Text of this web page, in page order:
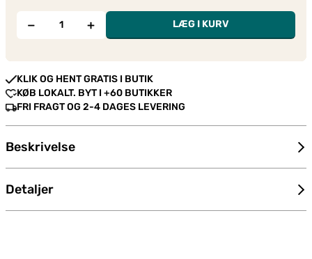
− + LÆG I KURV
KLIK OG HENT GRATIS I BUTIK
KØB LOKALT. BYT I +60 BUTIKKER
FRI FRAGT OG 2-4 DAGES LEVERING
Beskrivelse
Detaljer